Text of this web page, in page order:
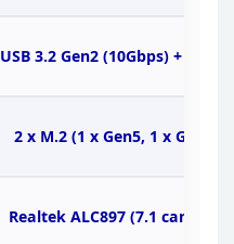
USB 3.2 Gen2 (10Gbps) + USB-C
2 x M.2 (1 x Gen5, 1 x Gen4)
Realtek ALC897(7.1 canales)